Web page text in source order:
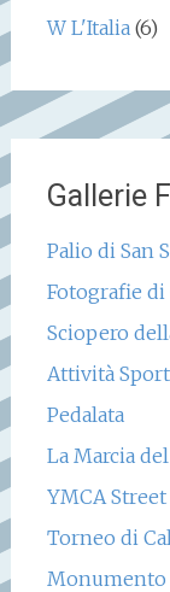
W L'Italia(6)
Gallerie
Palio di San
Fotografie di
Sciopero
Attività
Pedalata
La Marcia
YMCA
Torneo di
Monumento